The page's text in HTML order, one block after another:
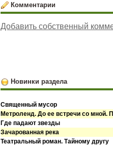
Комментарии
Добавить собственный
Новинки раздела
Священный мусор
Метроленд. До ее встречи со мной.
Где падают звезды
Зачарованная река
Театральный роман. Тайному другу